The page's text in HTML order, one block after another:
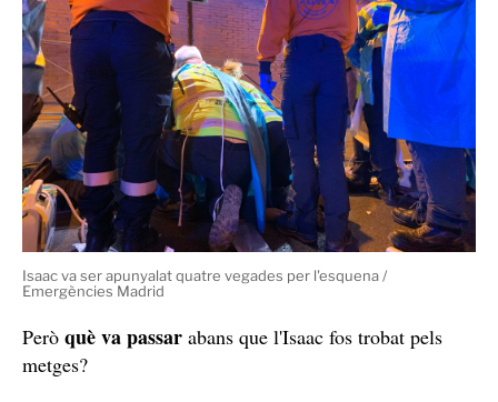
Isaac va ser apunyalat quatre vegades per l'esquena /
Emergències Madrid
Però què va passar abans que l'Isaac fos trobat pels
metges?